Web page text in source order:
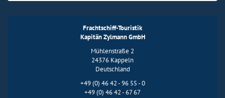
Frachtschiff-Touristik
Kapitän Zylmann GmbH
Mühlenstraße 2
24376 Kappeln
Deutschland
+49 (0) 46 42 - 96 55 - 0
+49 (0) 46 42 - 67 67